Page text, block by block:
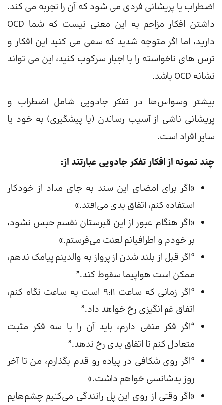
اضطراب یا پریشانی فردی می شود که آن را تجربه می کند.
داشتن افکار مزاحم به این معنی نیست که شما OCD
دارید، اما اگر متوجه شدید که سعی می کنید این افکار و
ترس های ناخواسته را با اجبار سرکوب کنید، این می تواند
نشانه OCD باشد.
بیشتر وسواس‌ها در تفکر جادویی شامل اضطراب و
پریشانی ناشی از آسیب رساندن (یا پیشگیری) به خود یا
سایر افراد است.
چند نمونه از افکار تفکر جادویی عبارتند از:
«اگر برای امضای این سند به جای مداد از خودکار
استفاده کنم، اتفاق بدی می‌افتد.»
«اگر هنگام عبور از این قبرستان نفسم حبس نشود،
بر خودم و اطرافیانم لعنت می‌فرستم.»
“اگر قبل از بلند شدن از پرواز به والدینم پیامک ندهم،
ممکن است هواپیما سقوط کند.”
“اگر زمانی که ساعت 9:11 است به ساعت نگاه کنم،
اتفاق غم انگیزی رخ خواهد داد.”
“اگر فکر منفی دارم، باید آن را با سه فکر مثبت
متعادل کنم تا اتفاق بدی رخ ندهد.”
“اگر روی شکافی در پیاده رو قدم بگذارم، من تا آخر
روز بدشانسی خواهم داشت.»
«اگر وقتی از روی این پل رانندگی می‌کنیم چشم‌هایم